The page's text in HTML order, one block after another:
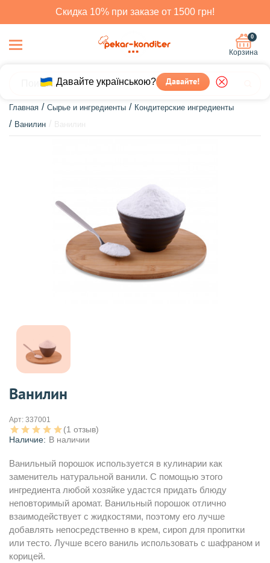
Скидка 10% при заказе от 1500 грн!
Давайте українською? Давайте!
0
Корзина
Главная Сырье и ингредиенты
Кондитерские ингредиенты
Ванилин
Ванилин
Арт: 337001
(1 отзыв)
Наличие: В наличии
Ванильный порошок используется в кулинарии как
заменитель натуральной ванили. С помощью этого
ингредиента любой хозяйке удастся придать блюду
неповторимый аромат. Ванильный порошок отлично
взаимодействует с жидкостями, поэтому его лучше
добавлять непосредственно в крем, сироп для пропитки
или тесто. Лучше всего ваниль использовать с шафраном и
корицей.